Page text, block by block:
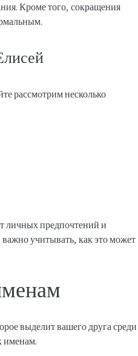
Кроме того, сокращения
рассмотрим несколько
личных предпочтений и
учитывать, как это может
выделит вашего друга среди
именам.